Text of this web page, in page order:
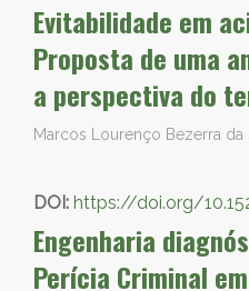
Evitabilidade em
Proposta de uma
a perspectiva do
Marcos Lourenço Bezerra da
DOI: https://doi.org/
Engenharia
Perícia Criminal